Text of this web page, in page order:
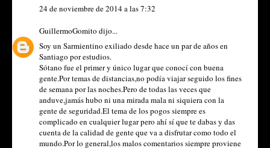
24 de noviembre de 2014 a las 7:32
GuillermoGomito dijo...
Soy un Sarmientino exiliado desde hace un par de años en
Santiago por estudios.
Sótano fue el primer y único lugar que conocí con buena
gente.Por temas de distancias,no podía viajar seguido los fines
de semana por las noches.Pero de todas las veces que
anduve,jamás hubo ni una mirada mala ni siquiera con la
gente de seguridad.El tema de los pogos siempre es
complicado en cualquier lugar pero ahí sí que te dabas y das
cuenta de la calidad de gente que va a disfrutar como todo el
mundo.Por lo general,los malos comentarios siempre proviene